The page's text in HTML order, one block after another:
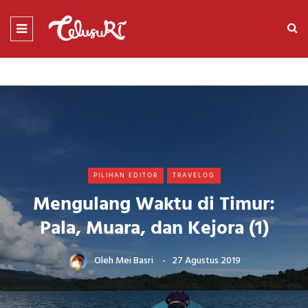
PILIHAN EDITOR TRAVELOG
Mengulang Waktu di Timur:
Pala, Muara, dan Kejora (1)
OlehMei Basri 27 Agustus 2019